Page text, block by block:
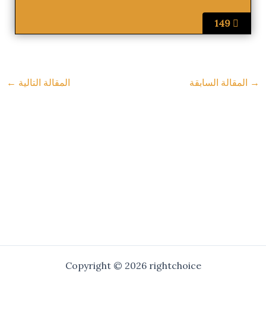
→ المقالة السابقة المقالة التالية ←
Copyright © 2026 rightchoice